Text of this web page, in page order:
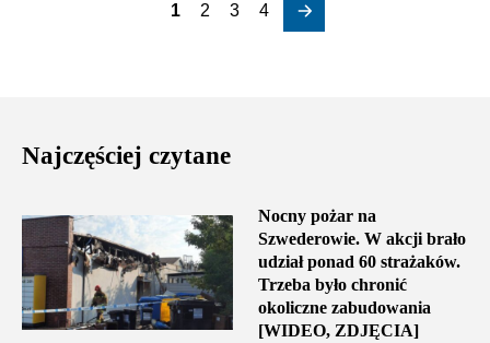
1 2 3 4
Najczęściej czytane
Nocny pożar na
Szwederowie. W akcji brało
udział ponad 60 strażaków.
Trzeba było chronić
okoliczne zabudowania
[WIDEO, ZDJĘCIA]